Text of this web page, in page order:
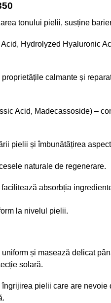
tonului pielii, susține
Hydrolyzed Hyaluronic
calmante și
Acid, Madecassoside) –
pielii și îmbunătățirea
naturale de regenerare.
absorbția
la nivelul pielii.
și masează delicat
solară.
pielii care are